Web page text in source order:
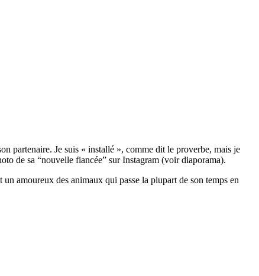
partenaire. Je suis « installé », comme dit le proverbe, mais je
de sa “nouvelle fiancée” sur Instagram (voir diaporama).
amoureux des animaux qui passe la plupart de son temps en